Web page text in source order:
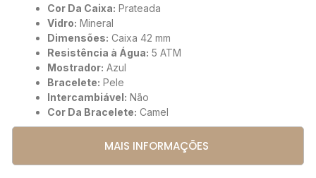
Cor Da Caixa: Prateada
Vidro: Mineral
Dimensões: Caixa 42 mm
Resistência à Água: 5 ATM
Mostrador: Azul
Bracelete: Pele
Intercambiável: Não
Cor Da Bracelete: Camel
MAIS INFORMAÇÕES